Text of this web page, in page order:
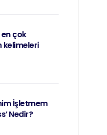
en çok
kelimeleri
İşletmem
Nedir?